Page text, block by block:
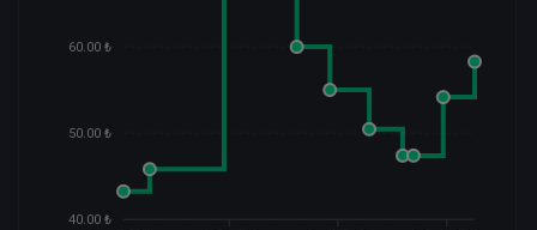
60.00 ₺
50.00 ₺
40.00 ₺